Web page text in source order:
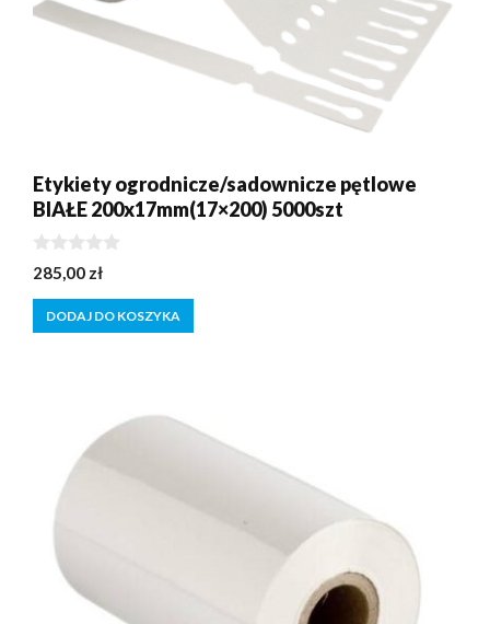
Etykiety ogrodnicze/sadownicze pętlowe
BIAŁE 200x17mm(17×200) 5000szt
0
z
5
285,00 zł
DODAJ DO KOSZYKA